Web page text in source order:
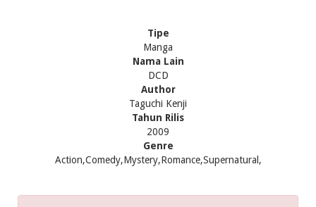
Tipe
Manga
Nama Lain
DCD
Author
Taguchi Kenji
Tahun Rilis
2009
Genre
Action,Comedy,Mystery,Romance,Supernatural,